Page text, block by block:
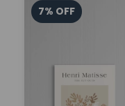
7% OFF